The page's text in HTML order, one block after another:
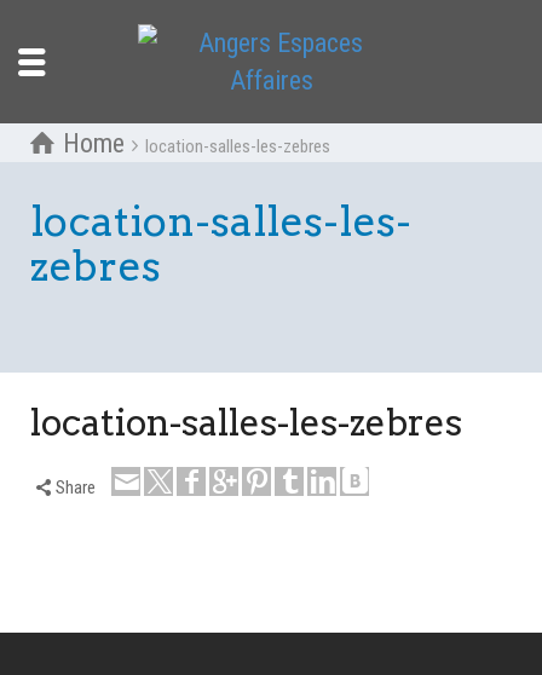
Home location-salles-les-zebres
location-salles-les-
zebres
location-salles-les-zebres
Share